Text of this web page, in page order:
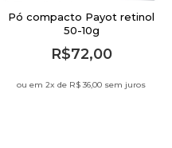
Pó compacto Payot retinol
50-10g
R$72,00
ou em 2x de R$ 36,00 sem juros